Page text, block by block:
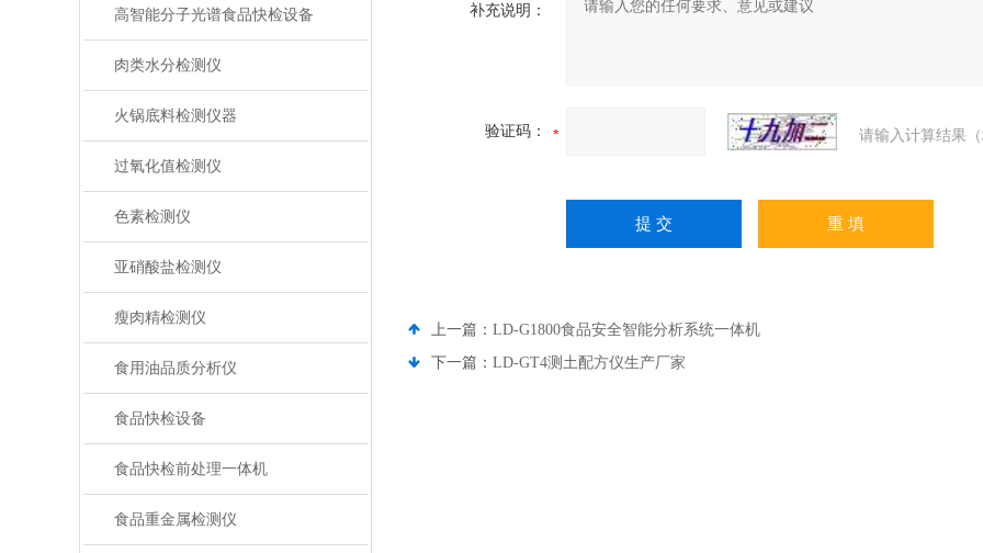
高智能分子光谱食品快检设备
肉类水分检测仪
火锅底料检测仪器
过氧化值检测仪
色素检测仪
亚硝酸盐检测仪
瘦肉精检测仪
食用油品质分析仪
食品快检设备
食品快检前处理一体机
食品重金属检测仪
补充说明：
验证码： 请输入计算结果
上一篇： LD-G1800食品安全智能分析系统一体机
下一篇： LD-GT4测土配方仪生产厂家